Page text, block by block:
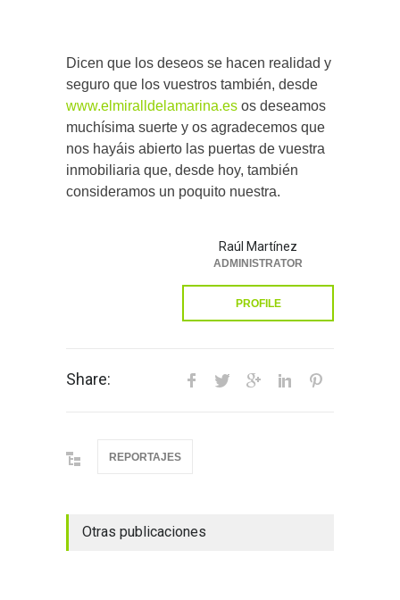
Dicen que los deseos se hacen realidad y
seguro que los vuestros también, desde
www.elmiralldelamarina.es os deseamos
muchísima suerte y os agradecemos que
nos hayáis abierto las puertas de vuestra
inmobiliaria que, desde hoy, también
consideramos un poquito nuestra.
Raúl Martínez
ADMINISTRATOR
PROFILE
Share:
REPORTAJES
Otras publicaciones